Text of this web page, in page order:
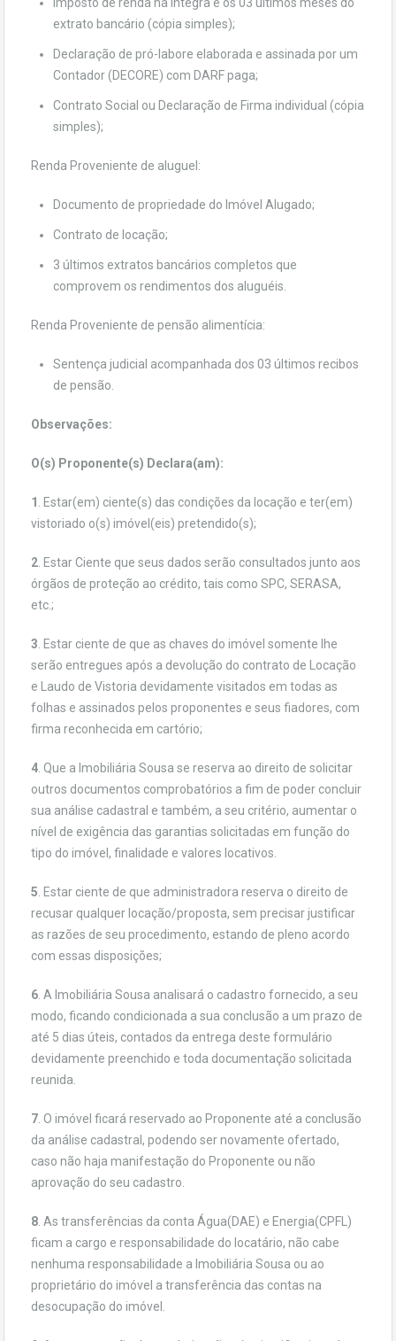
extrato bancário (cópia simples);
Declaração de pró-labore elaborada e assinada por um
Contador (DECORE) com DARF paga;
Contrato Social ou Declaração de Firma individual (cópia
simples);
Renda Proveniente de aluguel:
Documento de propriedade do Imóvel Alugado;
Contrato de locação;
3 últimos extratos bancários completos que
comprovem os rendimentos dos aluguéis.
Renda Proveniente de pensão alimentícia:
Sentença judicial acompanhada dos 03 últimos recibos
de pensão.
Observações:
O(s) Proponente(s) Declara(am):
1
. Estar(em) ciente(s) das condições da locação e ter(em)
vistoriado o(s) imóvel(eis) pretendido(s);
2 . Estar Ciente que seus dados serão consultados junto aos
órgãos de proteção ao crédito, tais como SPC, SERASA,
etc.;
3 . Estar ciente de que as chaves do imóvel somente lhe
serão entregues após a devolução do contrato de Locação
e Laudo de Vistoria devidamente visitados em todas as
folhas e assinados pelos proponentes e seus fiadores, com
firma reconhecida em cartório;
4 . Que a Imobiliária Sousa se reserva ao direito de solicitar
outros documentos comprobatórios a fim de poder concluir
sua análise cadastral e também, a seu critério, aumentar o
nível de exigência das garantias solicitadas em função do
tipo do imóvel, finalidade e valores locativos.
5 . Estar ciente de que administradora reserva o direito de
recusar qualquer locação/proposta, sem precisar justificar
as razões de seu procedimento, estando de pleno acordo
com essas disposições;
6 . A Imobiliária Sousa analisará o cadastro fornecido, a seu
modo, ficando condicionada a sua conclusão a um prazo de
até 5 dias úteis, contados da entrega deste formulário
devidamente preenchido e toda documentação solicitada
reunida.
7 . O imóvel ficará reservado ao Proponente até a conclusão
da análise cadastral, podendo ser novamente ofertado,
caso não haja manifestação do Proponente ou não
aprovação do seu cadastro.
8 . As transferências da conta Água(DAE) e Energia(CPFL)
ficam a cargo e responsabilidade do locatário, não cabe
nenhuma responsabilidade a Imobiliária Sousa ou ao
proprietário do imóvel a transferência das contas na
desocupação do imóvel.